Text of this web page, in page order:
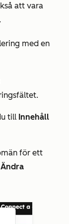
att vara
med en
till Innehåll
för ett
Ändra